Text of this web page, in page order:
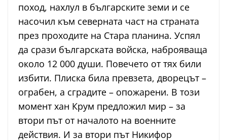
поход, нахлул в българските земи и се
насочил към северната част на страната
през проходите на Стара планина. Успял
да срази българската войска, наброяваща
около 12 000 души. Повечето от тях били
избити. Плиска била превзета, дворецът –
ограбен, а сградите – опожарени. В този
момент хан Крум предложил мир – за
втори път от началото на военните
действия. И за втори път Никифор